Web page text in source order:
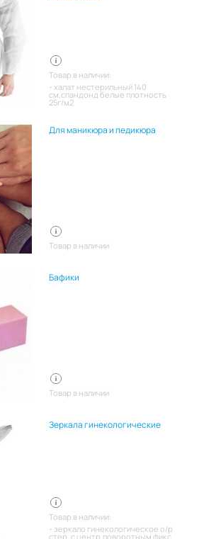
Товар в наличии:
халат нестерильный 140
см,спандонд белые плотность
25г/м2
Для маникюра и педикюра
Товар в наличии
Бафики
Товар в наличии
Зеркала гинекологические
Товар в наличии:
зеркало гинекологическое о/р
стер. с центр.поворотным фикс.